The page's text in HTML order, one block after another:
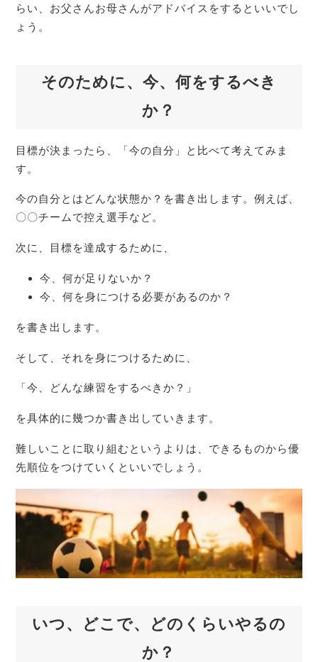
らい、お父さんお母さんがアドバイスをするといいでし
ょう。
そのために、今、何をするべき
か？
目標が決まったら、「今の自分」と比べて考えてみま
す。
今の自分とはどんな状態か？を書き出します。例えば、
〇〇チームで控え選手など。
次に、目標を達成するために、
今、何が足りないか？
今、何を身につける必要があるのか？
を書き出します。
そして、それを身につけるために、
「今、どんな練習をするべきか？」
を具体的に幾つか書き出していきます。
難しいことに取り組むというよりは、できるものから優
先順位をつけていくといいでしょう。
いつ、どこで、どのくらいやるの
か？